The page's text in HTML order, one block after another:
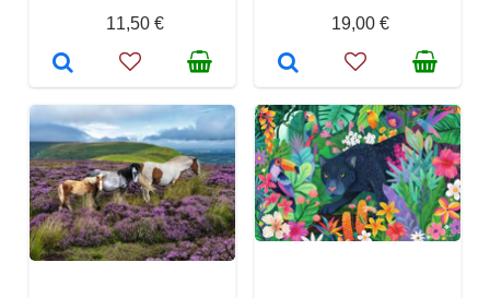
11,50 €
19,00 €